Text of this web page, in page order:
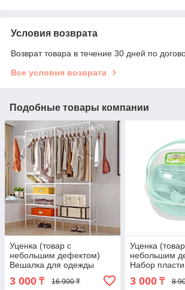
Условия возврата
Возврат товара в течение 30 дней по
Все условия возврата
Подобные товары компании
Уценка (товар с
небольшим дефектом)
Вешалка для одежды
напольная (4522/4)
3 000 ₸ 16 900 ₸
Уценка
небольшим
Набор
посуды для
предметов
3 000₸ 8